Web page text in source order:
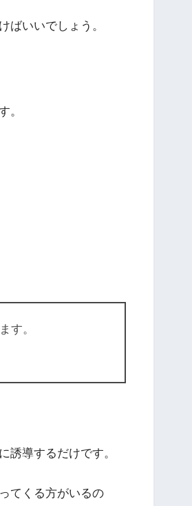
ばいいでしょう。
。
す。
誘導するだけです。
てくる方がいるの